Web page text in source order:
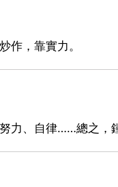
作，靠實力。
力、自律……總之，